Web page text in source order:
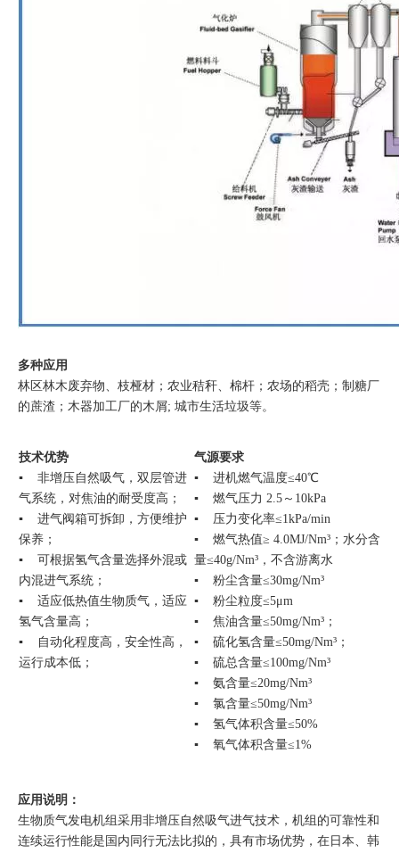
多种应用
林区林木废弃物、枝桠材；农业秸秆、棉杆；农场的稻壳；制糖厂
的蔗渣；木器加工厂的木屑; 城市生活垃圾等。
技术优势
▪ 非增压自然吸气，双层管进
气系统，对焦油的耐受度高；
▪ 进气阀箱可拆卸，方便维护
保养；
▪ 可根据氢气含量选择外混或
内混进气系统；
▪ 适应低热值生物质气，适应
氢气含量高；
▪ 自动化程度高，安全性高，
运行成本低；
气源要求
▪ 进机燃气温度≤40℃
▪ 燃气压力 2.5～10kPa
▪ 压力变化率≤1kPa/min
▪ 燃气热值≥ 4.0MJ/Nm³；水分含
量≤40g/Nm³，不含游离水
▪ 粉尘含量≤30mg/Nm³
▪ 粉尘粒度≤5μm
▪ 焦油含量≤50mg/Nm³；
▪ 硫化氢含量≤50mg/Nm³；
▪ 硫总含量≤100mg/Nm³
▪ 氨含量≤20mg/Nm³
▪ 氯含量≤50mg/Nm³
▪ 氢气体积含量≤50%
▪ 氧气体积含量≤1%
应用说明：
生物质气发电机组采用非增压自然吸气进气技术，机组的可靠性和
连续运行性能是国内同行无法比拟的，具有市场优势，在日本、韩